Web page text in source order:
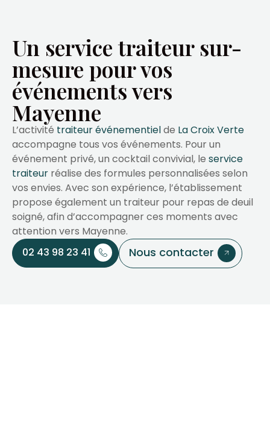
Un service traiteur sur-
mesure pour vos
événements vers
Mayenne
L’activité traiteur événementielde La Croix Verte
accompagne tous vos événements. Pour un
événement privé, un cocktail convivial, le service
traiteur réalise des formules personnalisées selon
vos envies. Avec son expérience, l’établissement
propose également un traiteur pour repas de deuil
soigné, afin d’accompagner ces moments avec
attention vers Mayenne.
02 43 98 23 41
Nous contacter